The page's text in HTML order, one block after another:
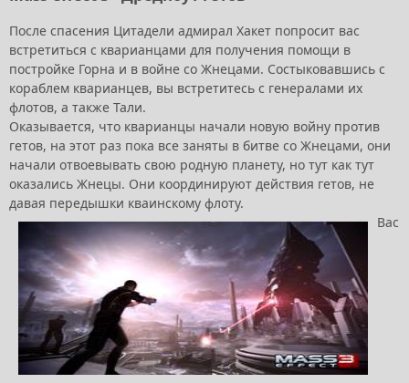
После спасения Цитадели адмирал Хакет попросит вас
встретиться с кварианцами для получения помощи в
постройке Горна и в войне со Жнецами. Состыковавшись с
кораблем кварианцев, вы встретитесь с генералами их
флотов, а также Тали.
Оказывается, что кварианцы начали новую войну против
гетов, на этот раз пока все заняты в битве со Жнецами, они
начали отвоевывать свою родную планету, но тут как тут
оказались Жнецы. Они координируют действия гетов, не
давая передышки кваинскому флоту.
Вас